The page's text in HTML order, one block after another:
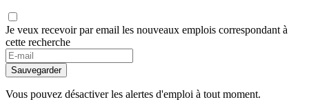
Je veux recevoir par email les nouveaux emplois correspondant à
cette recherche
Sauvegarder
Vous pouvez désactiver les alertes d'emploi à tout moment.